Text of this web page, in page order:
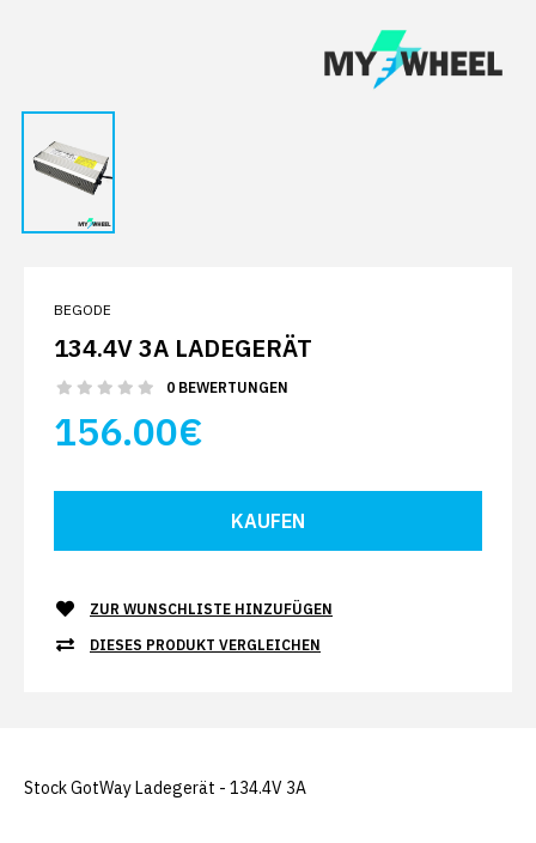
BEGODE
134.4V 3A LADEGERÄT
0 BEWERTUNGEN
156.00€
ZUR WUNSCHLISTE HINZUFÜGEN
DIESES PRODUKT VERGLEICHEN
Stock GotWay Ladegerät - 134.4V 3A